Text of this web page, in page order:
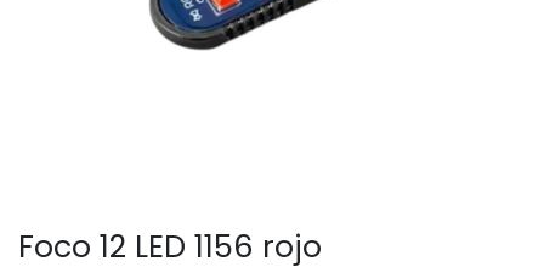
Foco 12 LED 1156 rojo